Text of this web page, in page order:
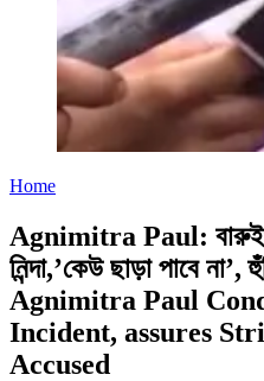
Home
Agnimitra Paul:
নিন্দা,’কেউ ছাড়া পাবে না’,
Agnimitra Paul
Incident, assures
Accused